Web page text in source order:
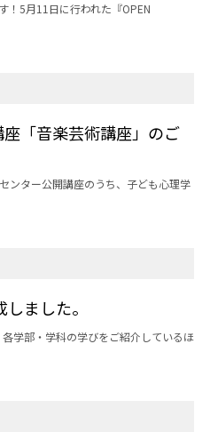
！5月11日に行われた『OPEN
「音楽芸術講座」のご
ンター公開講座のうち、子ども心理学
ました。
学部・学科の学びをご紹介しているほ